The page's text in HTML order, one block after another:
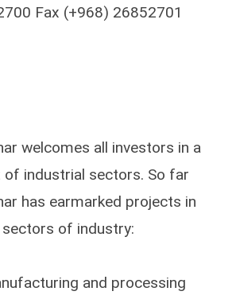
Fax (+968) 26852701
welcomes all investors in a
of industrial sectors. So far
has earmarked projects in
of industry:
and processing